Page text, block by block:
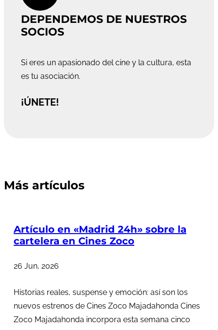
DEPENDEMOS DE NUESTROS
SOCIOS
Si eres un apasionado del cine y la cultura, esta
es tu asociación.
¡ÚNETE!
Más artículos
Artículo en «Madrid 24h» sobre la
cartelera en Cines Zoco
26 Jun, 2026
Historias reales, suspense y emoción: así son los
nuevos estrenos de Cines Zoco Majadahonda Cines
Zoco Majadahonda incorpora esta semana cinco